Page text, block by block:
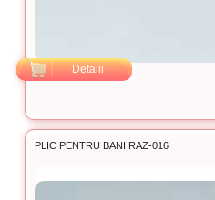
Detalii
PLIC PENTRU BANI RAZ-016